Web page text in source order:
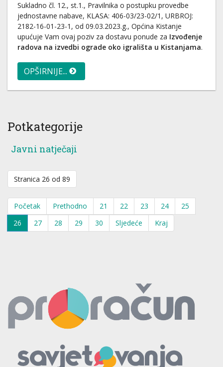
Sukladno čl. 12., st.1., Pravilnika o postupku provedbe
jednostavne nabave, KLASA: 406-03/23-02/1, URBROJ:
2182-16-01-23-1, od 09.03.2023.g., Općina Kistanje
upućuje Vam ovaj poziv za dostavu ponude za Izvođenje
radova na izvedbi ograde oko igrališta u Kistanjama.
OPŠIRNIJE...
Potkategorije
Javni natječaji
Stranica 26 od 89
Početak Prethodno 21 22 23 24
25
26
27 28 29 30 Sljedeće Kraj